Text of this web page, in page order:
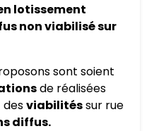
lotissement
non viabilisé sur
sont soient
de réalisées
desviabilitéssur rue
diffus.